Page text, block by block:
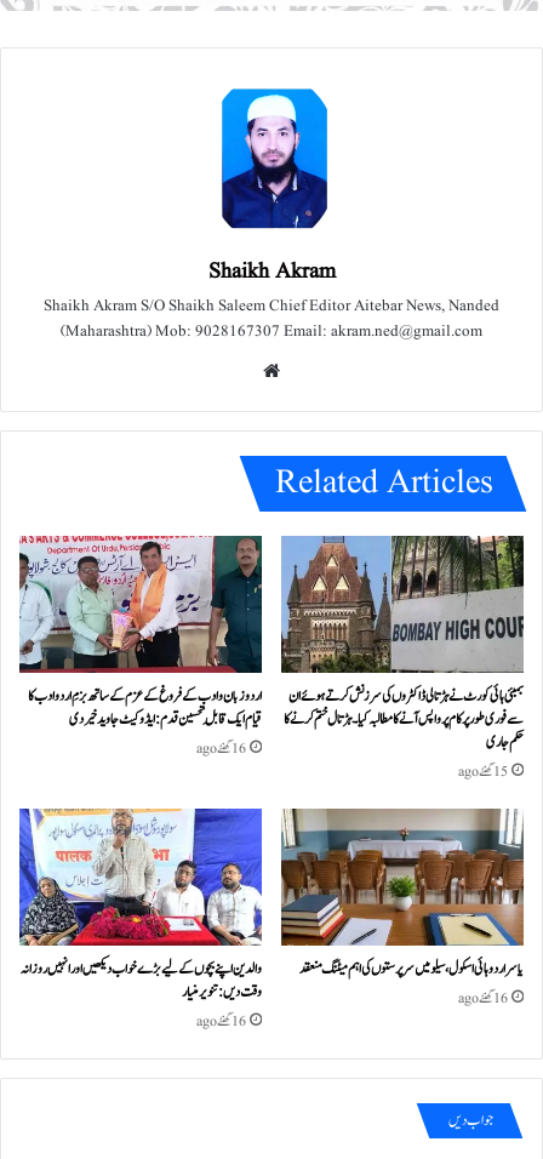
Shaikh Akram
Shaikh Akram S/O Shaikh Saleem Chief Editor Aitebar News, Nanded
(Maharashtra) Mob: 9028167307 Email: akram.ned@gmail.com
e
Related Articles
بمبئی ہائی کورٹ نے ہڑتالی ڈاکٹروں کی سرزنش کرتے ہوئے ان
سے فوری طور پر کام پر واپس آنے کا مطالبہ کیا۔ہڑتال ختم کرنے کا
حکم جاری
15 گھنٹے ago
اردو زبان و ادب کے فروغ کے عزم کے ساتھ بزمِ اردو ادب کا
قیام ایک قابلِ تحسین قدم : ایڈوکیٹ جاوید خیردی
16 گھنٹے ago
یاسر اردو ہائی اسکول، سیلو میں سرپرستوں کی اہم میٹنگ منعقد
16 گھنٹے ago
والدین اپنے بچوں کے لیے بڑے خواب دیکھیں اور انہیں روزانہ
وقت دیں : تنویر منیار
16 گھنٹے ago
جواب دیں